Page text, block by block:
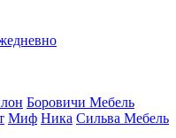
Боровичи Мебель
Миф Ника Сильва Мебель